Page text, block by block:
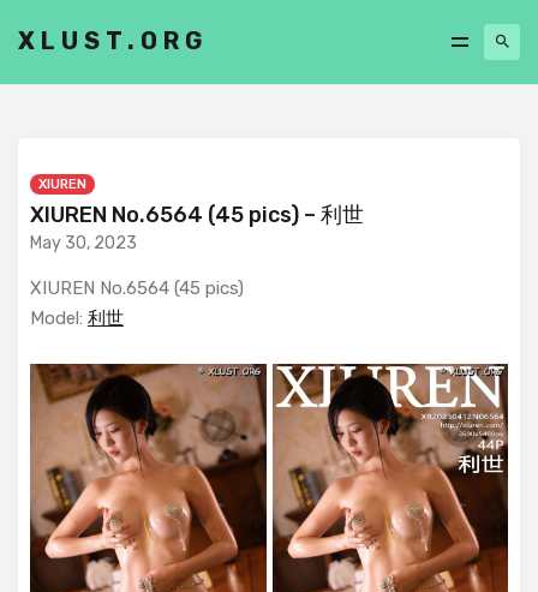
XLUST.ORG
XIUREN
XIUREN No.6564 (45 pics) – 利世
May 30, 2023
XIUREN No.6564 (45 pics)
Model: 利世